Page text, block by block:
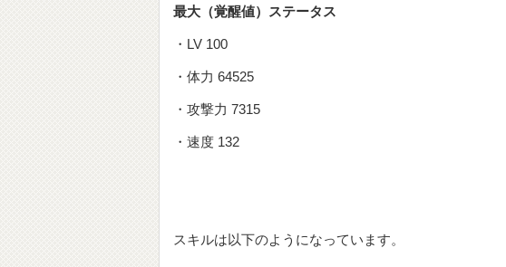
最大（覚醒値）ステータス
・LV 100
・体力 64525
・攻撃力 7315
・速度 132
スキルは以下のようになっています。